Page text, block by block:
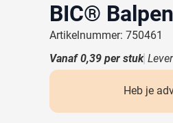
Kantoorartikelen
Tassen
BIC®
Artikelnummer: 750461
Vanaf0,39 per stuk
Heb je